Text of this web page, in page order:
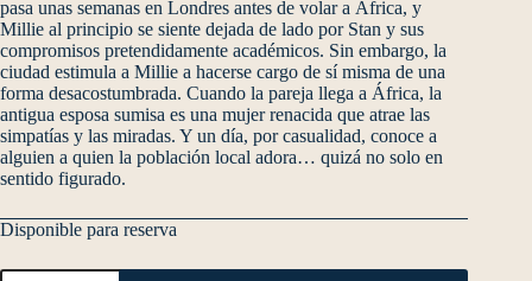
pasa unas semanas en Londres antes de volar a África, y
Millie al principio se siente dejada de lado por Stan y sus
compromisos pretendidamente académicos. Sin embargo, la
ciudad estimula a Millie a hacerse cargo de sí misma de una
forma desacostumbrada. Cuando la pareja llega a África, la
antigua esposa sumisa es una mujer renacida que atrae las
simpatías y las miradas. Y un día, por casualidad, conoce a
alguien a quien la población local adora… quizá no solo en
sentido figurado.
Disponible para reserva